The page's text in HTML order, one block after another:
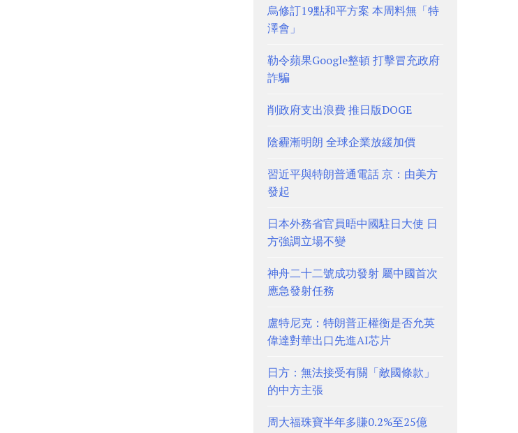
烏修訂19點和平方案 本周料無「特
澤會」
勒令蘋果Google整頓 打擊冒充政府
詐騙
削政府支出浪費 推日版DOGE
陰霾漸明朗 全球企業放緩加價
習近平與特朗普通電話 京：由美方
發起
日本外務省官員晤中國駐日大使 日
方強調立場不變
神舟二十二號成功發射 屬中國首次
應急發射任務
盧特尼克：特朗普正權衡是否允英
偉達對華出口先進AI芯片
日方：無法接受有關「敵國條款」
的中方主張
周大福珠寶半年多賺0.2%至25億